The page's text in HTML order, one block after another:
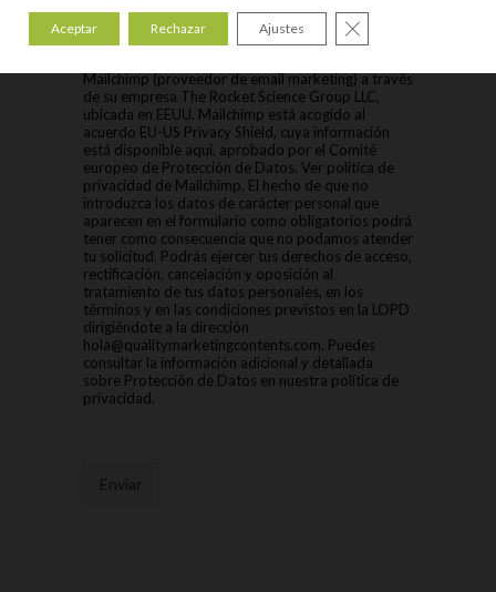
servicios. La legitimación se realiza a través del
consentimiento del interesado. Los datos que nos
Mailchimp (proveedor de email marketing) a través
de su empresa The Rocket Science Group LLC,
ubicada en EEUU. Mailchimp está acogido al
acuerdo EU-US Privacy Shield, cuya información
está disponible aquí, aprobado por el Comité
europeo de Protección de Datos. Ver política de
privacidad de Mailchimp. El hecho de que no
introduzca los datos de carácter personal que
aparecen en el formulario como obligatorios podrá
tener como consecuencia que no podamos atender
tu solicitud. Podrás ejercer tus derechos de acceso,
rectificación, cancelación y oposición al
tratamiento de tus datos personales, en los
términos y en las condiciones previstos en la LOPD
dirigiéndote a la dirección
hola@qualitymarketingcontents.com. Puedes
consultar la información adicional y detallada
sobre Protección de Datos en nuestra política de
privacidad.
Enviar
Aceptar Rechazar Ajustes Cerrar el banner de